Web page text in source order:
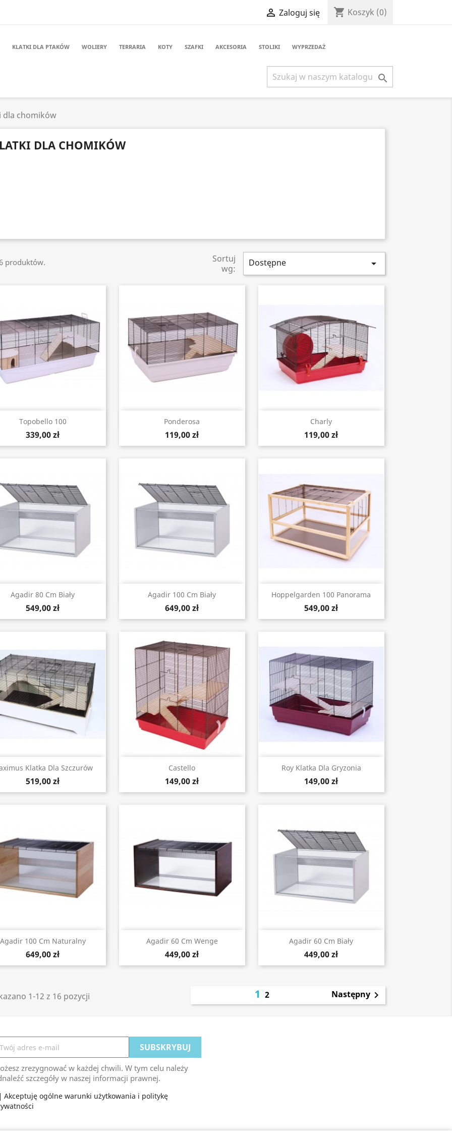
 Zaloguj się shopping_cart Koszyk (0)
KLATKI DLA PTAKÓW WOLIERY TERRARIA KOTY SZAFKI AKCESORIA STOLIKI WYPRZEDAŻ

dla chomików
DLA CHOMIKÓW
produktów.
Sortuj
wg:
Dostępne 
Topobello 100
339,00 zł
Szybki podgląd Ponderosa
119,00 zł
Szybki podgląd Charly
119,00 zł
Szybki podgląd
Agadir 80 Cm Biały
549,00 zł
Szybki podgląd Agadir 100 Cm Biały
649,00 zł
Szybki podgląd Hoppelgarden 100 Panorama
549,00 zł
Szybki podgląd
Klatka Dla Szczurów
519,00 zł
Szybki podgląd Castello
149,00 zł
Szybki podgląd Roy Klatka Dla Gryzonia
149,00 zł
Szybki podgląd
Agadir 100 Cm Naturalny
649,00 zł
Szybki podgląd Agadir 60 Cm Wenge
449,00 zł
Szybki podgląd Agadir 60 Cm Biały
449,00 zł
Szybki podgląd
1-12 z 16 pozycji 1 2 Następny
zrezygnować w każdej chwili. W tym celu należy
szczegóły w naszej informacji prawnej.
Akceptuję ogólne warunki użytkowania i politykę